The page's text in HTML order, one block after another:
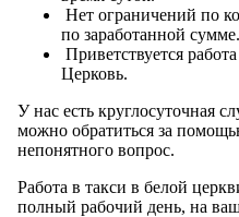
Нет ограничений по
по заработанной сумме.
Приветствуется
Церковь.
У нас есть круглосуточная
можно обратиться за
непонятного вопрос.
Работа в такси в белой
полный рабочий день, на